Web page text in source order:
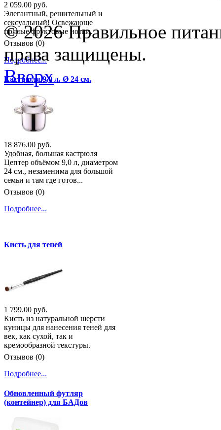
2 059.00 руб.
Элегантный, решительный и
сексуальный! Освежающе
пряные фруктовые нотки.
Отзывов (0)
Подробнее...
Кастрюля 9,0 л. Ø 24 см.
18 876.00 руб.
Удобная, большая кастрюля
Цептер объёмом 9,0 л, диаметром
24 см., незаменима для большой
семьи и там где готов...
Отзывов (0)
Подробнее...
Кисть для теней
1 799.00 руб.
Кисть из натуральной шерсти
куницы для нанесения теней для
век, как сухой, так и
кремообразной текстуры.
Отзывов (0)
Подробнее...
Обновленный футляр
(контейнер) для БАДов
© 2026 Правильное
права защищены.
Вверх